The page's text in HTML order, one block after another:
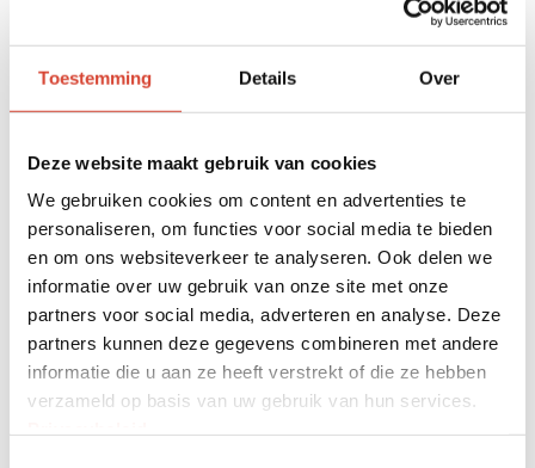
Toestemming Details Over
Deze website maakt gebruik van cookies
We gebruiken cookies om content en advertenties te
personaliseren, om functies voor social media te bieden
en om ons websiteverkeer te analyseren. Ook delen we
informatie over uw gebruik van onze site met onze
partners voor social media, adverteren en analyse. Deze
partners kunnen deze gegevens combineren met andere
informatie die u aan ze heeft verstrekt of die ze hebben
verzameld op basis van uw gebruik van hun services.
De weegsystemen van MD Techniek
allemaal dezelfde specificaties. Op
een hoogwaardig weegsysteem, dat
nauwkeurige metingen verricht. De
weegsystemen van MD Techniek zijn:
Eenvoudig en snel te gebruiken
Automatisch en volledig
dynamisch
Eenvoudig te upgraden naar een